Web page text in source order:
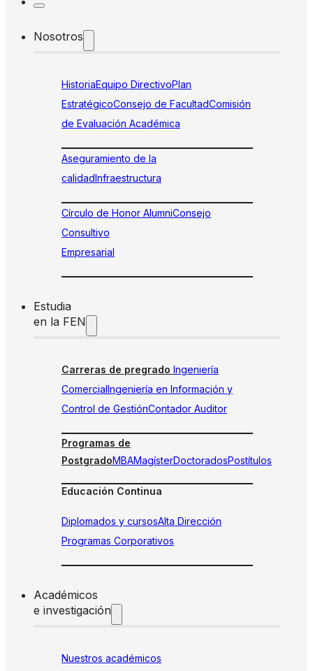
Nosotros
HistoriaEquipo DirectivoPlan
EstratégicoConsejo de FacultadComisión
de Evaluación Académica
Aseguramiento de la
calidadInfraestructura
Círculo de Honor AlumniConsejo
Consultivo
Empresarial
Estudia
en la FEN
Carreras de pregrado Ingeniería
ComercialIngeniería en Información y
Control de GestiónContador Auditor
Programas de
PostgradoMBAMagísterDoctoradosPostítulos
Educación Continua
Diplomados y cursosAlta Dirección
Programas Corporativos
Académicos
e investigación
Nuestros académicos